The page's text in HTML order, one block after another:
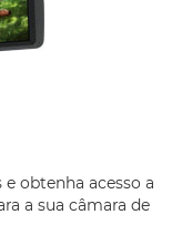
obtenha acesso a
a sua câmara de